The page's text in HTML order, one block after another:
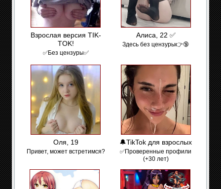
Взрослая версия TIK-
TOK!
✅Без цензуры✅
Алиса, 22 ✅
Здесь без цензуры👉🔞
Оля, 19
Привет, может встретимся?
🔔TikTok для взрослых
✅Проверенные профили
(+30 лет)